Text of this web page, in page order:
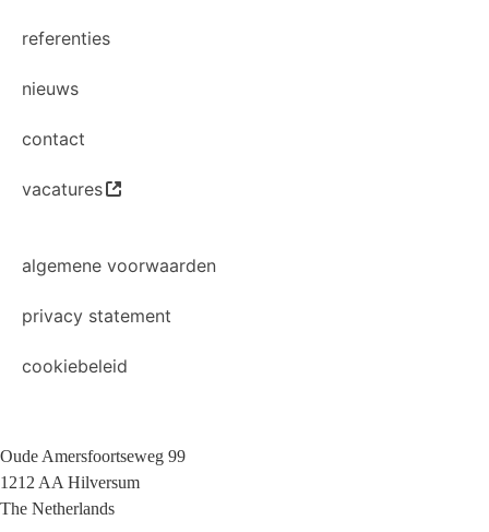
referenties
nieuws
contact
vacatures
algemene voorwaarden
privacy statement
cookiebeleid
Oude Amersfoortseweg 99
1212 AA Hilversum
The Netherlands